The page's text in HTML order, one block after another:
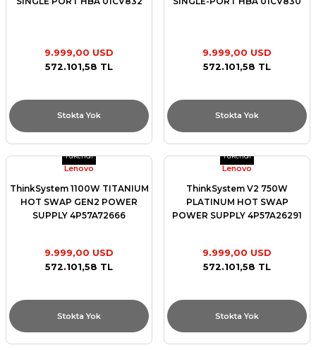
9.999,00 USD
572.101,58 TL
Stokta Yok
9.999,00 USD
572.101,58 TL
Stokta Yok
Tükendi
Lenovo
ThinkSystem 1100W TITANIUM
HOT SWAP GEN2 POWER
SUPPLY 4P57A72666
9.999,00 USD
572.101,58 TL
Stokta Yok
Tükendi
Lenovo
ThinkSystem V2 750W
PLATINUM HOT SWAP
POWER SUPPLY 4P57A26291
9.999,00 USD
572.101,58 TL
Stokta Yok